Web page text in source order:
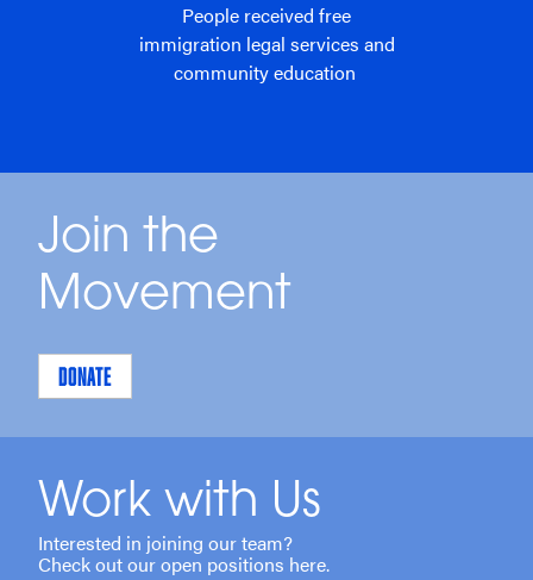
People received free
immigration legal services and
community education
Join the
Movement
DONATE
Work with Us
Interested in joining our team?
Check out our open positions here.